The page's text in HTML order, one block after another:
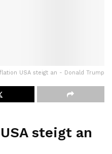
USA steigt an - Donald Trump
steigt an